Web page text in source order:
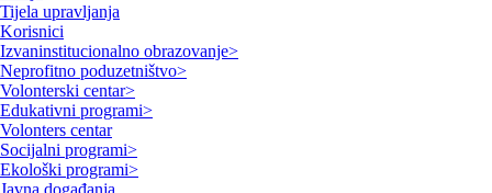
Tijela upravljanja
Korisnici
Izvaninstitucionalno obrazovanje>
Neprofitno poduzetništvo>
Volonterski centar>
Edukativni programi>
Volonters centar
Socijalni programi>
Ekološki programi>
Javna događanja